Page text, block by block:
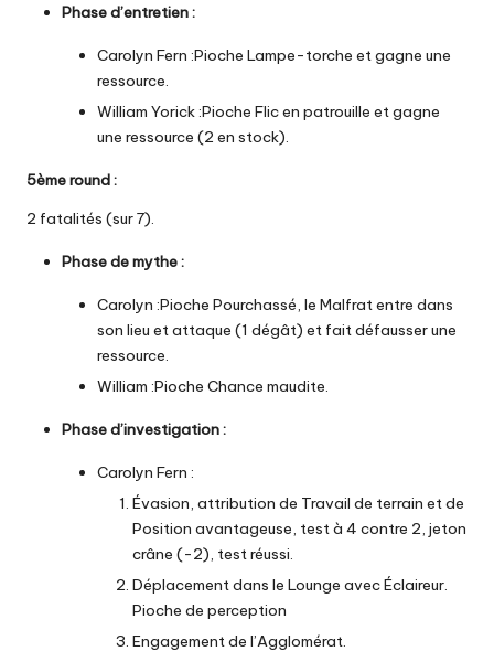
Phase d’entretien :
Carolyn Fern :Pioche Lampe-torche et gagne une
ressource.
William Yorick :Pioche Flic en patrouille et gagne
une ressource (2 en stock).
5ème round:
2 fatalités (sur 7).
Phase de mythe:
Carolyn :Pioche Pourchassé, le Malfrat entre dans
son lieu et attaque (1 dégât) et fait défausser une
ressource.
William :Pioche Chance maudite.
Phase d’investigation :
Carolyn Fern :
Évasion, attribution de Travail de terrain et de
Position avantageuse, test à 4 contre 2, jeton
crâne (-2), test réussi.
Déplacement dans le Lounge avec Éclaireur.
Pioche de perception
Engagement de l’Agglomérat.